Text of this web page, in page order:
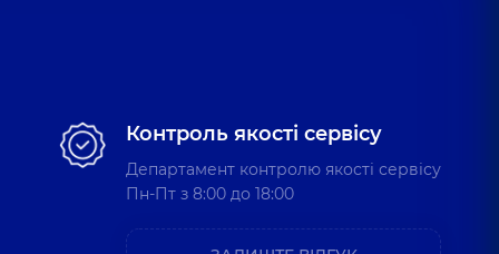
Контроль якості сервісу
Департамент контролю якості сервісу
Пн-Пт з 8:00 до 18:00